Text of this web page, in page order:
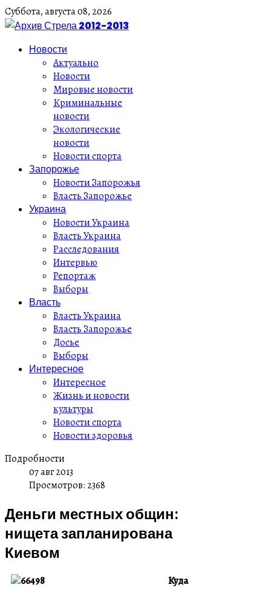
Суббота,августа08, 2026
Новости
Актуально
Новости
Мировые новости
Криминальные
новости
Экологические
новости
Новости спорта
Запорожье
Новости Запорожья
Власть Запорожье
Украина
Новости Украина
Власть Украина
Расследования
Интервью
Репортаж
Выборы
Власть
Власть Украина
Власть Запорожье
Досье
Выборы
Интересное
Интересное
Жизнь и новости
культуры
Новости спорта
Новости здоровья
Подробности
07 авг 2013
Просмотров: 2368
Деньги местных общин:
нищета запланирована
Киевом
Куда